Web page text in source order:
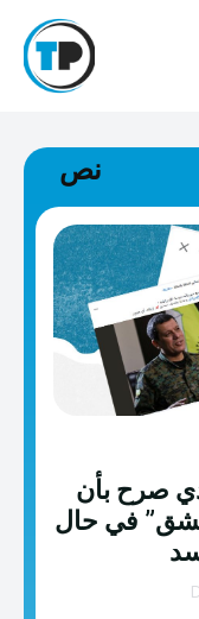
English
التصحيح
معلومات عنا
فيديوغرافيك
خطاب كراهية
إضافية
الخاطئة
نص
صرح بأن
في حال